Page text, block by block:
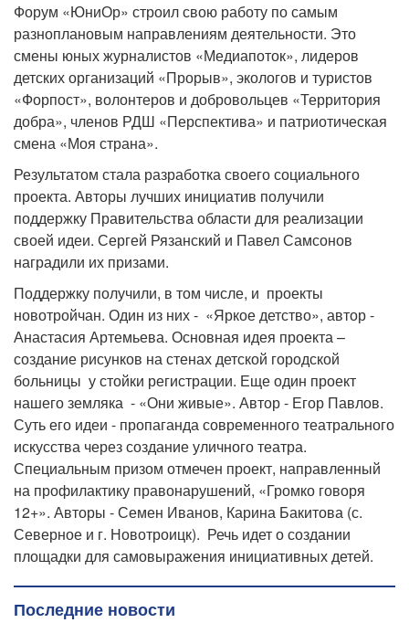
Форум «ЮниОр» строил свою работу по самым
разноплановым направлениям деятельности. Это
смены юных журналистов «Медиапоток», лидеров
детских организаций «Прорыв», экологов и туристов
«Форпост», волонтеров и добровольцев «Территория
добра», членов РДШ «Перспектива» и патриотическая
смена «Моя страна».
Результатом стала разработка своего социального
проекта. Авторы лучших инициатив получили
поддержку Правительства области для реализации
своей идеи. Сергей Рязанский и Павел Самсонов
наградили их призами.
Поддержку получили, в том числе, и проекты
новотройчан. Один из них - «Яркое детство», автор -
Анастасия Артемьева. Основная идея проекта –
создание рисунков на стенах детской городской
больницы у стойки регистрации. Еще один проект
нашего земляка - «Они живые». Автор - Егор Павлов.
Суть его идеи - пропаганда современного театрального
искусства через создание уличного театра.
Специальным призом отмечен проект, направленный
на профилактику правонарушений, «Громко говоря
12+». Авторы - Семен Иванов, Карина Бакитова (с.
Северное и г. Новотроицк). Речь идет о создании
площадки для самовыражения инициативных детей.
Последние новости